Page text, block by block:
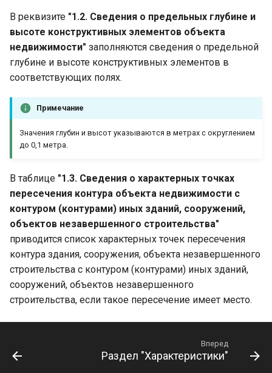
В реквизите "1.2. Сведения о предельных глубине и
высоте конструктивных элементов объекта
недвижимости" заполняются сведения о предельной
глубине и высоте конструктивных элементов в
соответствующих полях.
Примечание
Значения глубин и высот указываются в метрах с округлением
до 0,1 метра.
В таблице "1.3. Сведения о характерных точках
пересечения контура объекта недвижимости с
контуром (контурами) иных зданий, сооружений,
объектов незавершенного строительства"
приводится список характерных точек пересечения
контура здания, сооружения, объекта незавершенного
строительства с контуром (контурами) иных зданий,
сооружений, объектов незавершенного
строительства, если такое пересечение имеет место.
Вперед
Раздел "Характеристики"